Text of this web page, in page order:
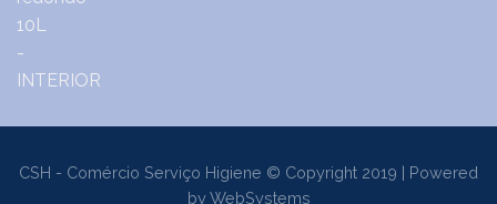
CSH - Comércio Serviço Higiene © Copyright 2019 | Powered
byWebSystems